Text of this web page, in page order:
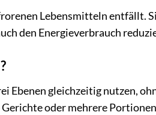
Lebensmitteln entfällt.
den Energieverbrauch
gleichzeitig nutzen,
oder mehrere